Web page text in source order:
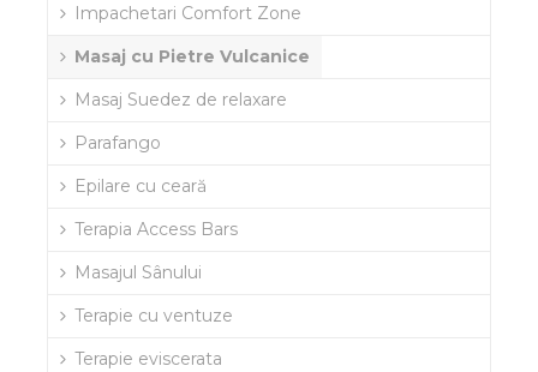
Impachetari Comfort Zone
Masaj cu Pietre Vulcanice
Masaj Suedez de relaxare
Parafango
Epilare cu ceară
Terapia Access Bars
Masajul Sânului
Terapie cu ventuze
Terapie eviscerata